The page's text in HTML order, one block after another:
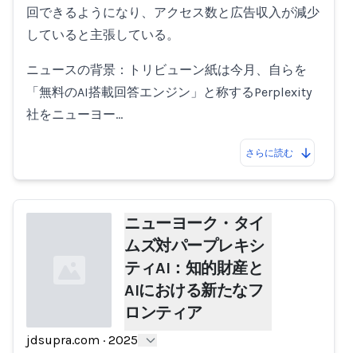
回できるようになり、アクセス数と広告収入が減少
していると主張している。
ニュースの背景：トリビューン紙は今月、自らを
「無料のAI搭載回答エンジン」と称するPerplexity
社をニューヨー…
さらに読む
ニューヨーク・タイ
ムズ対パープレキシ
ティAI：知的財産と
AIにおける新たなフ
ロンティア
jdsupra.com · 2025